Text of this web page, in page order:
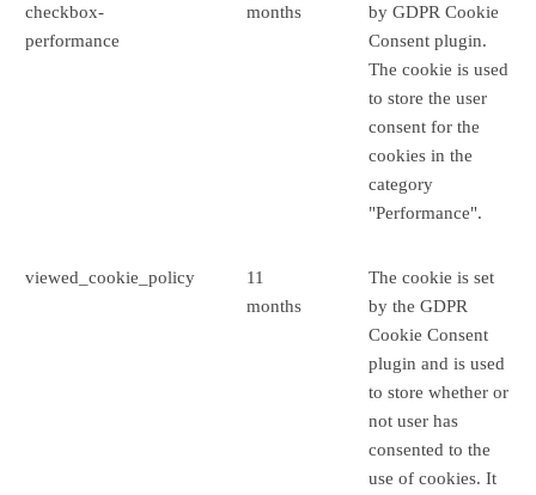
checkbox-
performance
months
by GDPR Cookie
Consent plugin.
The cookie is used
to store the user
consent for the
cookies in the
category
"Performance".
viewed_cookie_policy
11
months
The cookie is set
by the GDPR
Cookie Consent
plugin and is used
to store whether or
not user has
consented to the
use of cookies. It